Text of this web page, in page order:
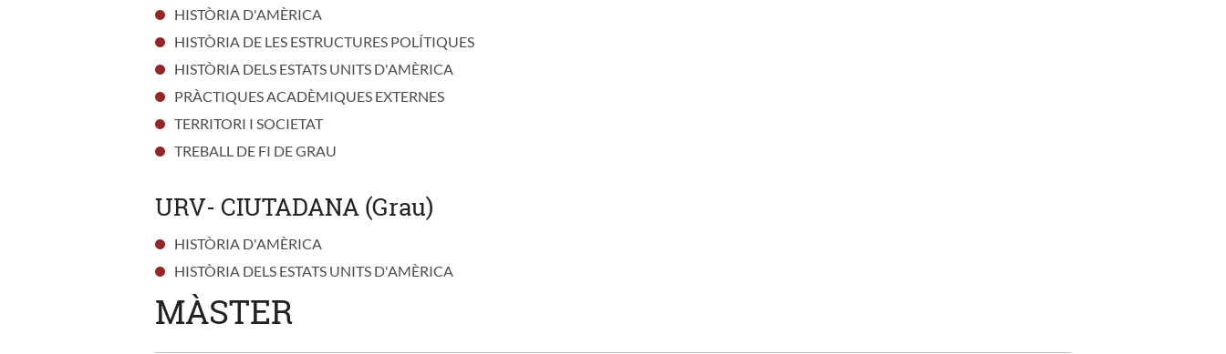
HISTÒRIA D'AMÈRICA
HISTÒRIA DE LES ESTRUCTURES POLÍTIQUES
HISTÒRIA DELS ESTATS UNITS D'AMÈRICA
PRÀCTIQUES ACADÈMIQUES EXTERNES
TERRITORI I SOCIETAT
TREBALL DE FI DE GRAU
URV- CIUTADANA (Grau)
HISTÒRIA D'AMÈRICA
HISTÒRIA DELS ESTATS UNITS D'AMÈRICA
MÀSTER